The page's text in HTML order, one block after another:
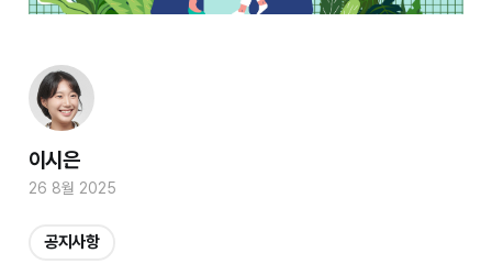
이시은
26 8월 2025
공지사항